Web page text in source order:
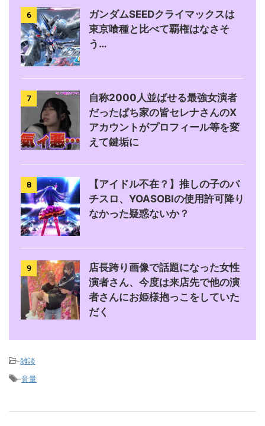
6
ガンダムSEEDクライマックスは
東京喰種と比べて覇権はなさそ
う…
7
自称2000人並ばせる最強女演者
だったぱち家の皆セレナさんのX
アカウントがプロフィール等を変
えて鍵垢に
8
【アイドル不在？】推しの子のパ
チスロ、YOASOBIの使用許可降り
なかった疑惑ないか？
9
店長跨り画像で話題になった女性
演者さん、今度は来店先で他の演
者さんにお姫様抱っこをしていた
だく
-雑談
-音量